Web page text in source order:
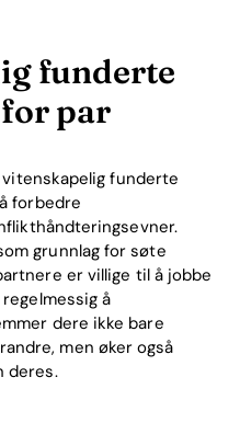
funderte
par
funderte
forbedre
grunnlag for søte
er villige til å jobbe
å
dere ikke bare
men øker også
deres.